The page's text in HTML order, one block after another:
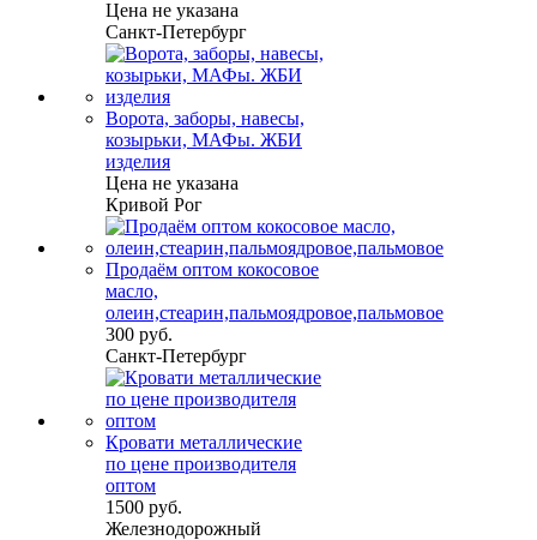
Цена не указана
Санкт-Петербург
Ворота, заборы, навесы,
козырьки, МАФы. ЖБИ
изделия
Цена не указана
Кривой Рог
Продаём оптом кокосовое
масло,
олеин,стеарин,пальмоядровое,пальмовое
300 руб.
Санкт-Петербург
Кровати металлические
по цене производителя
оптом
1500 руб.
Железнодорожный